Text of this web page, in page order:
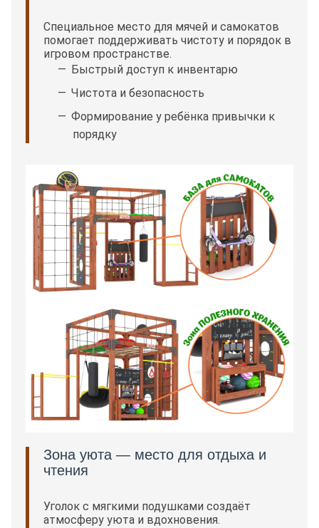
Специальное место для мячей и самокатов
помогает поддерживать чистоту и порядок в
игровом пространстве.
Быстрый доступ к инвентарю
Чистота и безопасность
Формирование у ребёнка привычки к
порядку
Зона уюта — место для отдыха и
чтения
Уголок с мягкими подушками создаёт
атмосферу уюта и вдохновения.